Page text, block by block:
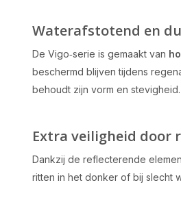
Waterafstotend en
De Vigo‑serie is gemaakt van
beschermd blijven tijdens
behoudt zijn vorm en stevigheid.
Extra veiligheid door
Dankzij de reflecterende
ritten in het donker of bij slecht